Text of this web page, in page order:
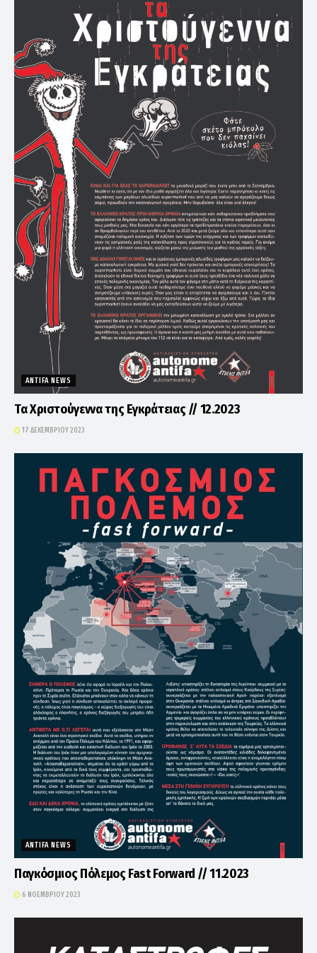
ANTIFA NEWS
Τα Χριστούγεννα της Εγκράτειας // 12.2023
17 ΔΕΚΕΜΒΡΊΟΥ 2023
ANTIFA NEWS
Παγκόσμιος Πόλεμος Fast Forward // 11.2023
6 ΝΟΕΜΒΡΊΟΥ 2023